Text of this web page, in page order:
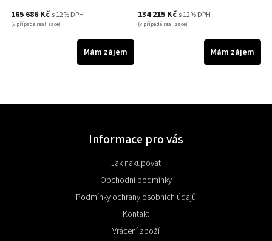
165 686 Kč s 12% DPH
(v případě realizace)
Mám zájem
134 215 Kč s 12% DPH
(v případě realizace)
Mám zájem
Informace pro vás
Jak nakupovat
Obchodní podmínky
Podmínky ochrany osobních údajů
Kontakt
Vrácení zboží